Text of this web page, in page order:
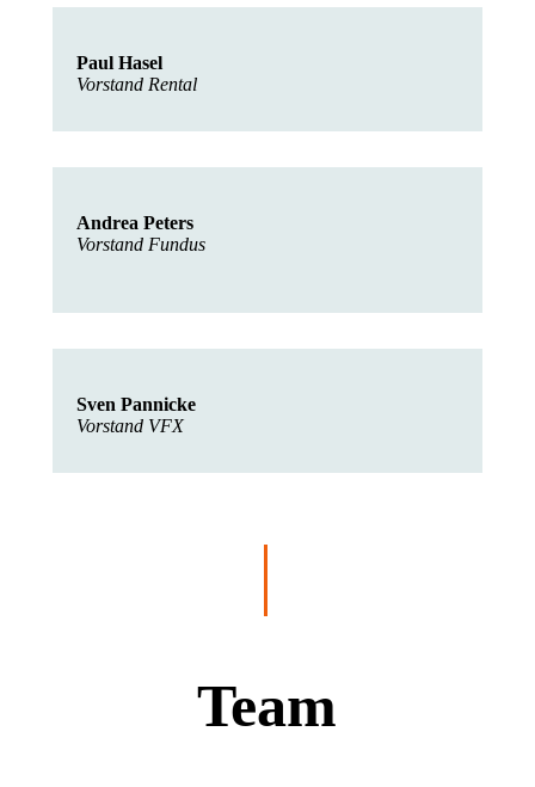
Paul Hasel
Vorstand Rental
Andrea Peters
Vorstand Fundus
Sven Pannicke
Vorstand VFX
Team